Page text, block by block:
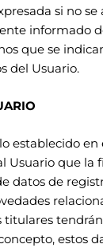
si no se
informado
que se
del Usuario.
establecido en
Usuario que la
datos de
tendrán
estos